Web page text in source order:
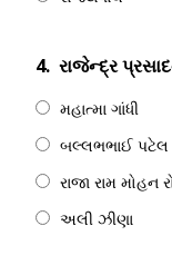
4. રાજેન્દ્ર
મહાત્મા ગાંધી
બલ્લભભાઈ પટેલ
રાજા રામ મોહન
અલી ઝીણા